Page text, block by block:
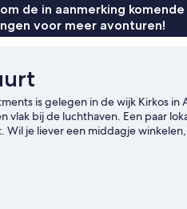
de in aanmerking
voor meer avonturen!
is gelegen in de wijk Kirkos
vlak bij de luchthaven. Een paar
Wil je liever een middagje